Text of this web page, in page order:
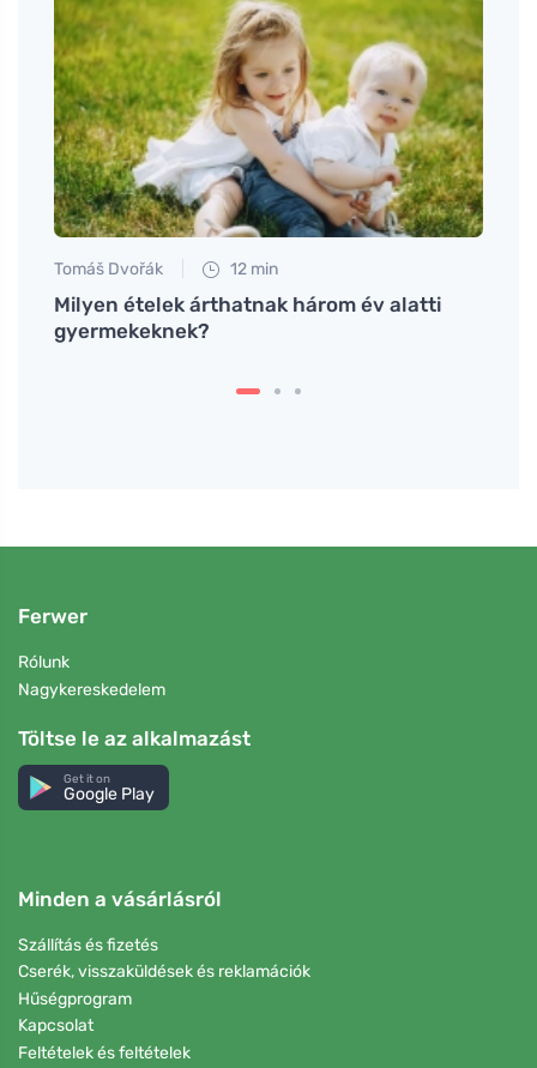
Tomáš Dvořák 12 min
Milyen ételek árthatnak három év alatti
gyermekeknek?
Ferwer
Rólunk
Nagykereskedelem
Töltse le az alkalmazást
Get it on
Google Play
Minden a vásárlásról
Szállítás és fizetés
Cserék, visszaküldések és reklamációk
Hűségprogram
Kapcsolat
Feltételek és feltételek